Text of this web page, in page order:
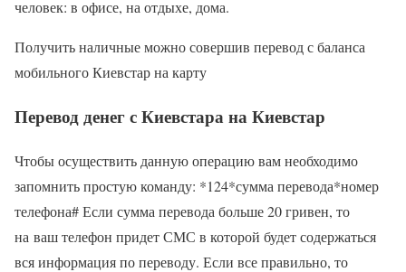
человек: в офисе, на отдыхе, дома.
Получить наличные можно совершив перевод с баланса
мобильного Киевстар на карту
Перевод денег с Киевстара на Киевстар
Чтобы осуществить данную операцию вам необходимо
запомнить простую команду: *124*сумма перевода*номер
телефона# Если сумма перевода больше 20 гривен, то
на ваш телефон придет СМС в которой будет содержаться
вся информация по переводу. Если все правильно, то